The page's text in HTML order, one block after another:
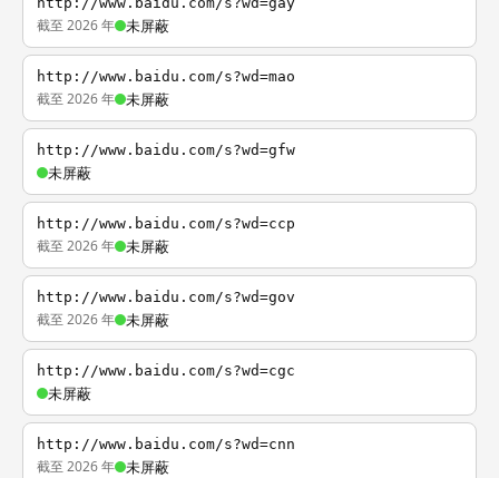
截至 2026 年 未屏蔽
http://www.baidu.com/s?wd=mao
截至 2026 年 未屏蔽
http://www.baidu.com/s?wd=gfw
未屏蔽
http://www.baidu.com/s?wd=ccp
截至 2026 年 未屏蔽
http://www.baidu.com/s?wd=gov
截至 2026 年 未屏蔽
http://www.baidu.com/s?wd=cgc
未屏蔽
http://www.baidu.com/s?wd=cnn
截至 2026 年 未屏蔽